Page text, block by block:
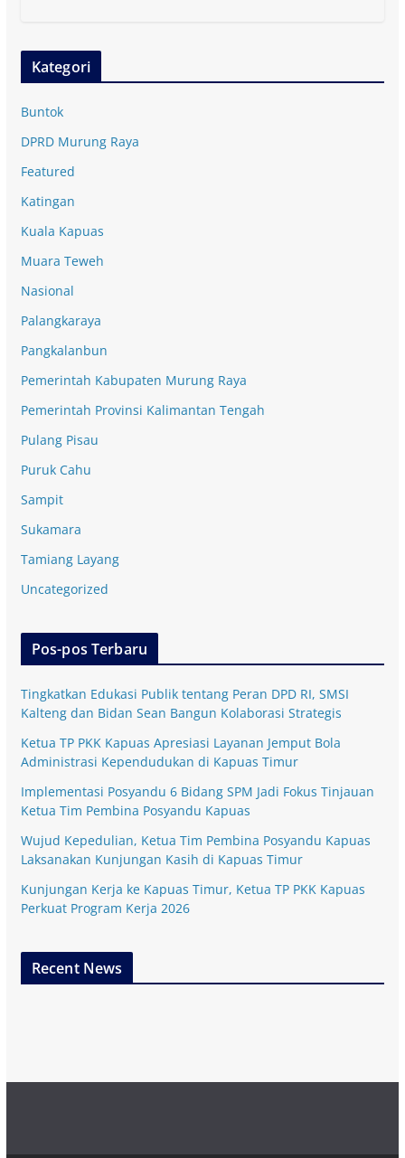
Kategori
Buntok
DPRD Murung Raya
Featured
Katingan
Kuala Kapuas
Muara Teweh
Nasional
Palangkaraya
Pangkalanbun
Pemerintah Kabupaten Murung Raya
Pemerintah Provinsi Kalimantan Tengah
Pulang Pisau
Puruk Cahu
Sampit
Sukamara
Tamiang Layang
Uncategorized
Pos-pos Terbaru
Tingkatkan Edukasi Publik tentang Peran DPD RI, SMSI
Kalteng dan Bidan Sean Bangun Kolaborasi Strategis
Ketua TP PKK Kapuas Apresiasi Layanan Jemput Bola
Administrasi Kependudukan di Kapuas Timur
Implementasi Posyandu 6 Bidang SPM Jadi Fokus Tinjauan
Ketua Tim Pembina Posyandu Kapuas
Wujud Kepedulian, Ketua Tim Pembina Posyandu Kapuas
Laksanakan Kunjungan Kasih di Kapuas Timur
Kunjungan Kerja ke Kapuas Timur, Ketua TP PKK Kapuas
Perkuat Program Kerja 2026
Recent News